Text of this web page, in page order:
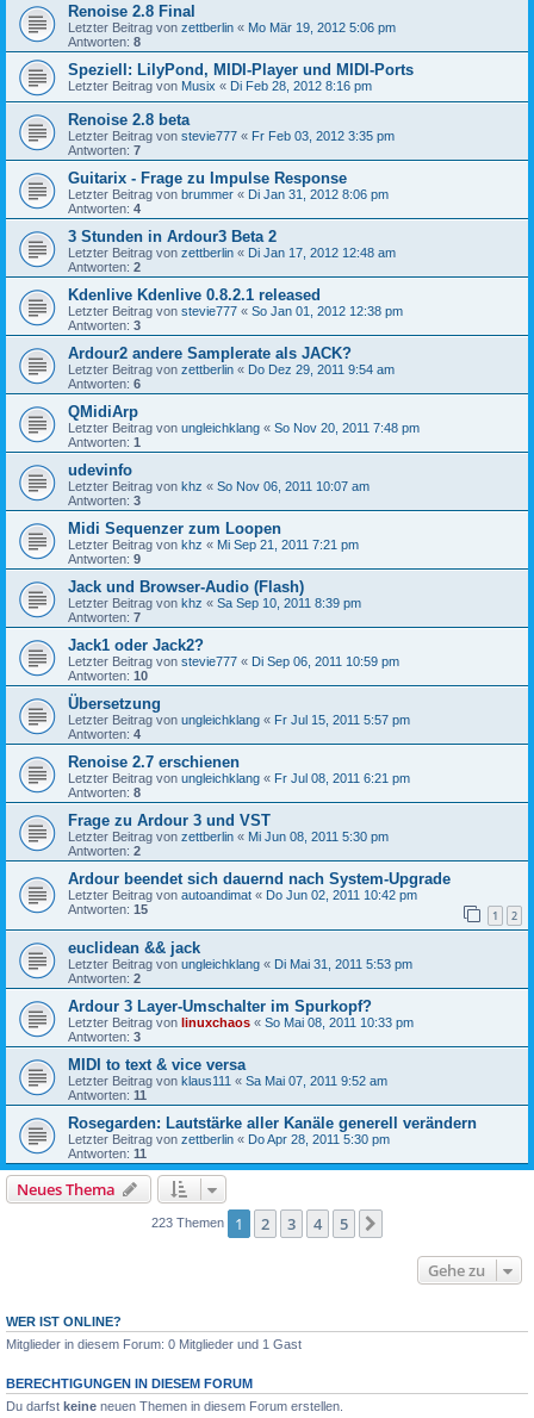
Renoise 2.8 Final
Letzter Beitrag von zettberlin « Mo Mär 19, 2012 5:06 pm
Antworten: 8
Speziell: LilyPond, MIDI-Player und MIDI-Ports
Letzter Beitrag von Musix « Di Feb 28, 2012 8:16 pm
Renoise 2.8 beta
Letzter Beitrag von stevie777 « Fr Feb 03, 2012 3:35 pm
Antworten: 7
Guitarix - Frage zu Impulse Response
Letzter Beitrag von brummer « Di Jan 31, 2012 8:06 pm
Antworten: 4
3 Stunden in Ardour3 Beta 2
Letzter Beitrag von zettberlin « Di Jan 17, 2012 12:48 am
Antworten: 2
Kdenlive Kdenlive 0.8.2.1 released
Letzter Beitrag von stevie777 « So Jan 01, 2012 12:38 pm
Antworten: 3
Ardour2 andere Samplerate als JACK?
Letzter Beitrag von zettberlin « Do Dez 29, 2011 9:54 am
Antworten: 6
QMidiArp
Letzter Beitrag von ungleichklang « So Nov 20, 2011 7:48 pm
Antworten: 1
udevinfo
Letzter Beitrag von khz « So Nov 06, 2011 10:07 am
Antworten: 3
Midi Sequenzer zum Loopen
Letzter Beitrag von khz « Mi Sep 21, 2011 7:21 pm
Antworten: 9
Jack und Browser-Audio (Flash)
Letzter Beitrag von khz « Sa Sep 10, 2011 8:39 pm
Antworten: 7
Jack1 oder Jack2?
Letzter Beitrag von stevie777 « Di Sep 06, 2011 10:59 pm
Antworten: 10
Übersetzung
Letzter Beitrag von ungleichklang « Fr Jul 15, 2011 5:57 pm
Antworten: 4
Renoise 2.7 erschienen
Letzter Beitrag von ungleichklang « Fr Jul 08, 2011 6:21 pm
Antworten: 8
Frage zu Ardour 3 und VST
Letzter Beitrag von zettberlin « Mi Jun 08, 2011 5:30 pm
Antworten: 2
Ardour beendet sich dauernd nach System-Upgrade
Letzter Beitrag von autoandimat « Do Jun 02, 2011 10:42 pm
Antworten: 15 1 2
euclidean && jack
Letzter Beitrag von ungleichklang « Di Mai 31, 2011 5:53 pm
Antworten: 2
Ardour 3 Layer-Umschalter im Spurkopf?
Letzter Beitrag von linuxchaos « So Mai 08, 2011 10:33 pm
Antworten: 3
MIDI to text & vice versa
Letzter Beitrag von klaus111 « Sa Mai 07, 2011 9:52 am
Antworten: 11
Rosegarden: Lautstärke aller Kanäle generell verändern
Letzter Beitrag von zettberlin « Do Apr 28, 2011 5:30 pm
Antworten: 11
Neues Thema
223 Themen 1 2 3 4 5
Gehe zu
WER IST ONLINE?
Mitglieder in diesem Forum: 0 Mitglieder und 1 Gast
BERECHTIGUNGEN IN DIESEM FORUM
Du darfst keine neuen Themen in diesem Forum erstellen.